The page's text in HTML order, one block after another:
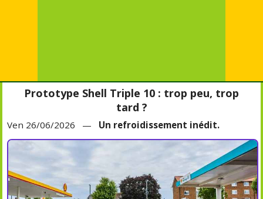
Prototype Shell Triple 10 : trop peu, trop
tard ?
Ven 26/06/2026 — Un refroidissement inédit.